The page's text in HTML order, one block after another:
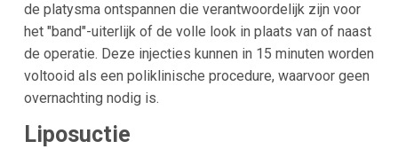
de platysma ontspannen die verantwoordelijk zijn voor
het "band"-uiterlijk of de volle look in plaats van of naast
de operatie. Deze injecties kunnen in 15 minuten worden
voltooid als een poliklinische procedure, waarvoor geen
overnachting nodig is.
Liposuctie